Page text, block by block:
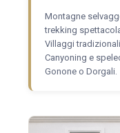
Montagne
trekking
Villaggi
Canyoning e
Gonone o Dorgali.